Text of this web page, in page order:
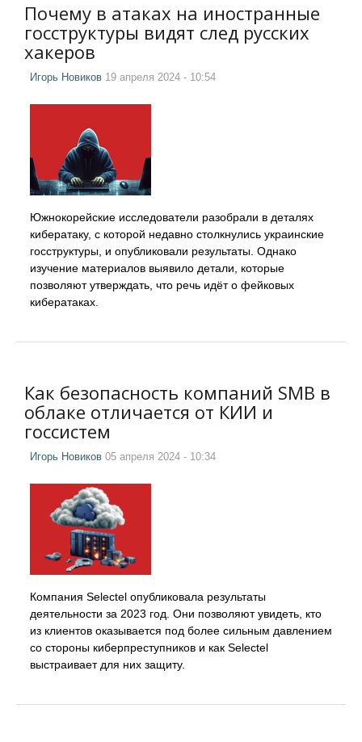
Почему в атаках на иностранные
госструктуры видят след русских
хакеров
Игорь Новиков 19 апреля 2024 - 10:54
Южнокорейские исследователи разобрали в деталях
кибератаку, с которой недавно столкнулись украинские
госструктуры, и опубликовали результаты. Однако
изучение материалов выявило детали, которые
позволяют утверждать, что речь идёт о фейковых
кибератаках.
Как безопасность компаний SMB в
облаке отличается от КИИ и
госсистем
Игорь Новиков 05 апреля 2024 - 10:34
Компания Selectel опубликовала результаты
деятельности за 2023 год. Они позволяют увидеть, кто
из клиентов оказывается под более сильным давлением
со стороны киберпреступников и как Selectel
выстраивает для них защиту.